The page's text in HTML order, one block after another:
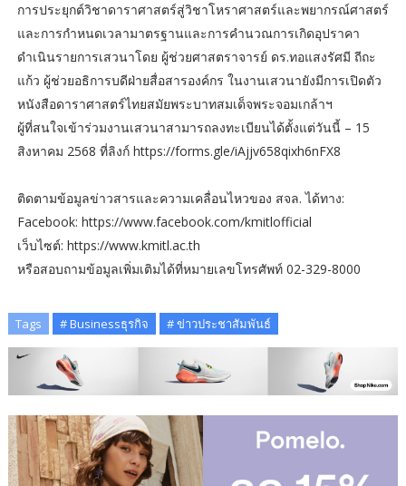
การประยุกต์วิชาดาราศาสตร์สู่วิชาโหราศาสตร์และพยากรณ์ศาสตร์
และการกำหนดเวลามาตรฐานและการคำนวณการเกิดอุปราคา
ดำเนินรายการเสวนาโดย ผู้ช่วยศาสตราจารย์ ดร.ทอแสงรัศมี ถีถะ
แก้ว ผู้ช่วยอธิการบดีฝ่ายสื่อสารองค์กร ในงานเสวนายังมีการเปิดตัว
หนังสือดาราศาสตร์ไทยสมัยพระบาทสมเด็จพระจอมเกล้าฯ
ผู้ที่สนใจเข้าร่วมงานเสวนาสามารถลงทะเบียนได้ตั้งแต่วันนี้ – 15
สิงหาคม 2568 ที่ลิงก์ https://forms.gle/iAjjv658qixh6nFX8
ติดตามข้อมูลข่าวสารและความเคลื่อนไหวของ สจล. ได้ทาง:
Facebook: https://www.facebook.com/kmitlofficial
เว็บไซต์: https://www.kmitl.ac.th
หรือสอบถามข้อมูลเพิ่มเติมได้ที่หมายเลขโทรศัพท์ 02-329-8000
Tags # Businessธุรกิจ # ข่าวประชาสัมพันธ์